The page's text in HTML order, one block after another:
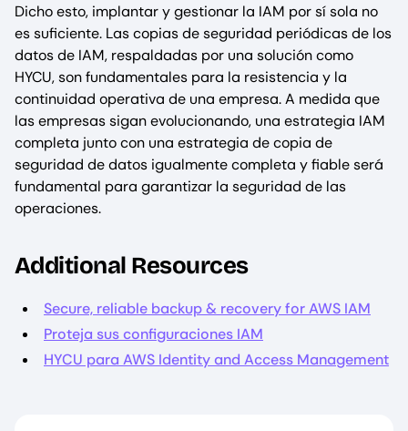
Dicho esto, implantar y gestionar la IAM por sí sola no
es suficiente. Las copias de seguridad periódicas de los
datos de IAM, respaldadas por una solución como
HYCU, son fundamentales para la resistencia y la
continuidad operativa de una empresa. A medida que
las empresas sigan evolucionando, una estrategia IAM
completa junto con una estrategia de copia de
seguridad de datos igualmente completa y fiable será
fundamental para garantizar la seguridad de las
operaciones.
Additional Resources
Secure, reliable backup & recovery for AWS IAM
Proteja sus configuraciones IAM
HYCU para AWS Identity and Access Management